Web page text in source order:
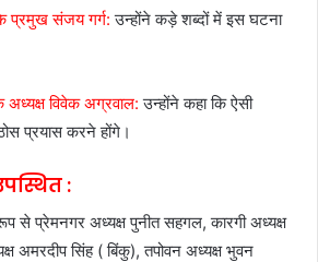
प्रमुख संजय गर्ग: उन्होंने कड़े शब्दों में इस घटना
विवेक अग्रवाल: उन्होंने कहा कि ऐसी
प्रयास करने होंगे।
:
प्रेमनगर अध्यक्ष पुनीत सहगल, कारगी अध्यक्ष
अमरदीप सिंह ( बिंकु), तपोवन अध्यक्ष भुवन